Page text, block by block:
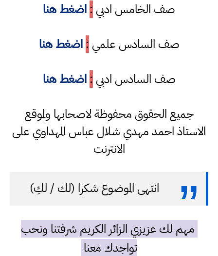
صف الخامس ادبي : اضغط هنا
صف السادس علمي : اضغط هنا
صف السادس ادبي : اضغط هنا
جميع الحقوق محفوظة لاصحابها ولموقع
الاستاذ احمد مهدي شلال عباس المهداوي على
الانترنت
انتهى الموضوع شكرا (لك / لكِ)
مهم لك عزيزي الزائر الكريم شرفتنا ونحب
تواجدك معنا